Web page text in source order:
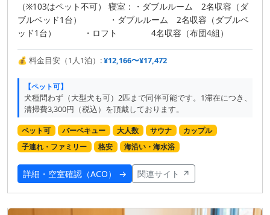
（※103はペット不可） 寝室：・ダブルルーム 2名収容（ダ
ブルベッド1台） ・ダブルルーム 2名収容（ダブルベ
ッド1台） ・ロフト 4名収容（布団4組）
💰 料金目安（1人1泊）:¥12,166〜¥17,472
【ペット可】
犬種問わず（大型犬も可）2匹まで同伴可能です。1滞在につき、
清掃費3,300円（税込）を頂戴しております。
ペット可 バーベキュー 大人数 サウナ
カップル
子連れ・ファミリー
格安 海沿い・海水浴
詳細・空室確認（ACO） → 関連サイト ↗